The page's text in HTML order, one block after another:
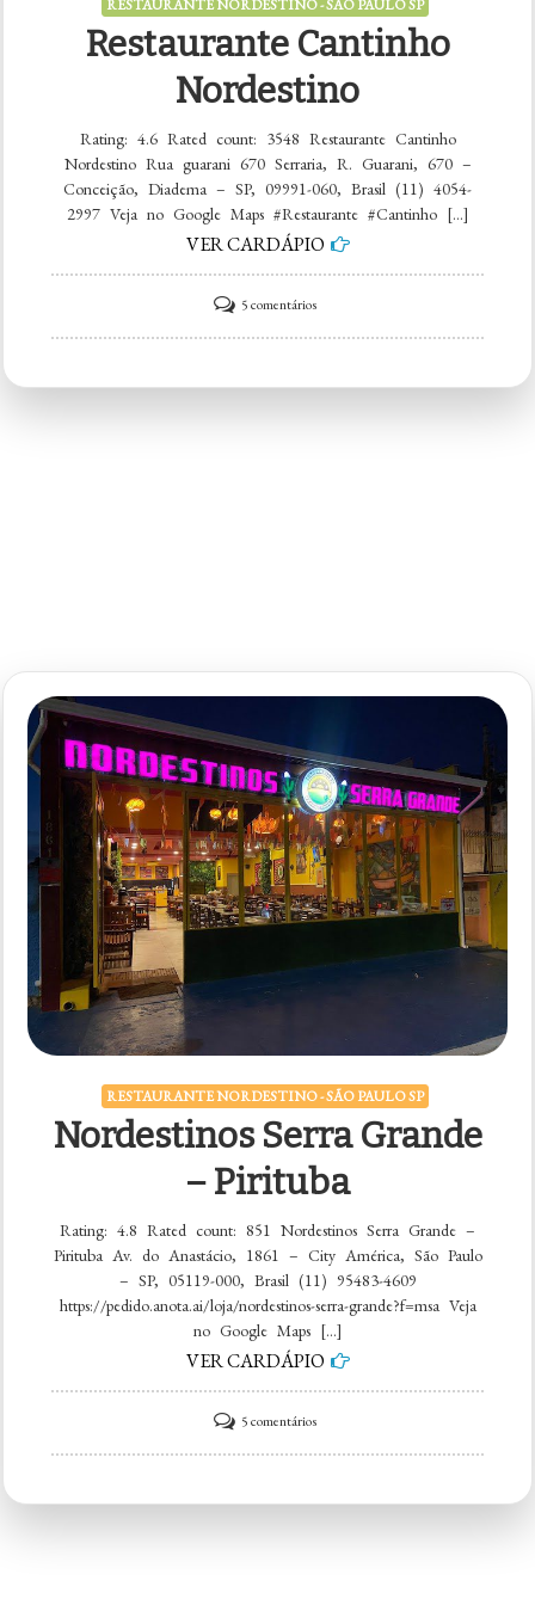
RESTAURANTE NORDESTINO - SÃO PAULO SP
Restaurante Cantinho
Nordestino
Rating: 4.6 Rated count: 3548 Restaurante Cantinho
Nordestino Rua guarani 670 Serraria, R. Guarani, 670 –
Conceição, Diadema – SP, 09991-060, Brasil (11) 4054-
2997 Veja no Google Maps #Restaurante #Cantinho […]
VER CARDÁPIO
5 comentáriosem
Restaurante
RESTAURANTE NORDESTINO - SÃO PAULO SP
Nordestinos Serra Grande
– Pirituba
Rating: 4.8 Rated count: 851 Nordestinos Serra Grande –
Pirituba Av. do Anastácio, 1861 – City América, São Paulo
– SP, 05119-000, Brasil (11) 95483-4609
https://pedido.anota.ai/loja/nordestinos-serra-grande?f=msa Veja
no Google Maps […]
VER CARDÁPIO
5 comentáriosem
Nordestinos